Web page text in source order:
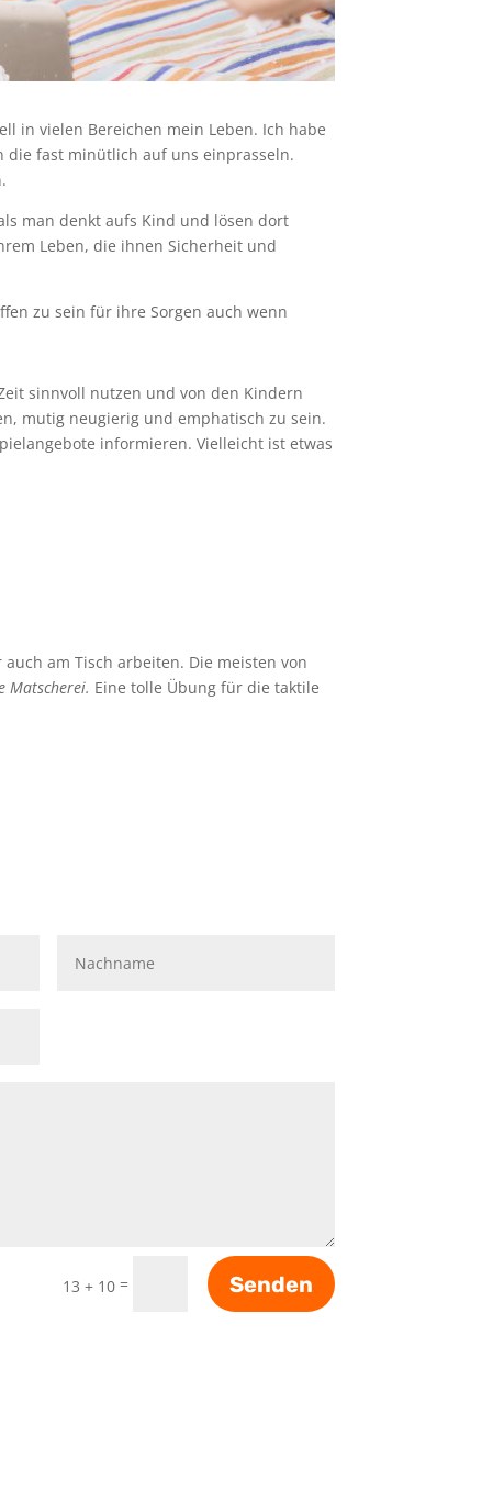
in vielen Bereichen mein Leben. Ich habe
fast minütlich auf uns einprasseln.
man denkt aufs Kind und lösen dort
Leben, die ihnen Sicherheit und
zu sein für ihre Sorgen auch wenn
sinnvoll nutzen und von den Kindern
mutig neugierig und emphatisch zu sein.
informieren. Vielleicht ist etwas
am Tisch arbeiten. Die meisten von
Matscherei. Eine tolle Übung für die taktile
13 + 10= Senden